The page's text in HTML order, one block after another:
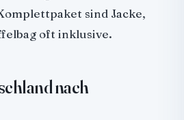
sind Jacke,
oft inklusive.
nach